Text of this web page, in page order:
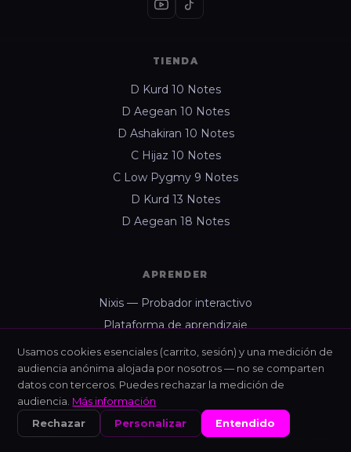
INICIO TIENDA NIXIS CARRITO
TIENDA
D Kurd 10 Notes
D Aegean 10 Notes
D Ashakiran 10 Notes
C Hijaz 10 Notes
C Low Pygmy 9 Notes
D Kurd 13 Notes
D Aegean 18 Notes
APRENDER
Nixis — Probador interactivo
Plataforma de aprendizaje
Todas las guías
440 Hz vs 432 Hz
Sobre Enixan
Usamos cookies esenciales (carrito, sesión) y una medición de
audiencia anónima alojada por nosotros — no se comparten
datos con terceros. Puedes rechazar la medición de
audiencia. Más información
Rechazar Personalizar Entendido